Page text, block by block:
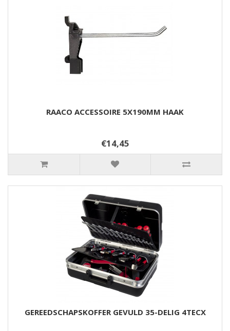
RAACO ACCESSOIRE 5X190MM HAAK
€14,45
GEREEDSCHAPSKOFFER GEVULD 35-DELIG 4TECX